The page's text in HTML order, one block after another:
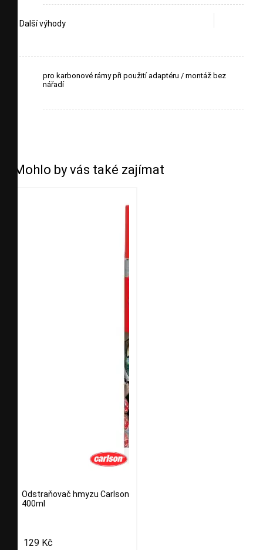
Další výhody
pro karbonové rámy při použití adaptéru / montáž bez
nářadí
Mohlo by vás také zajímat
Odstraňovač hmyzu Carlson
400ml
129 Kč